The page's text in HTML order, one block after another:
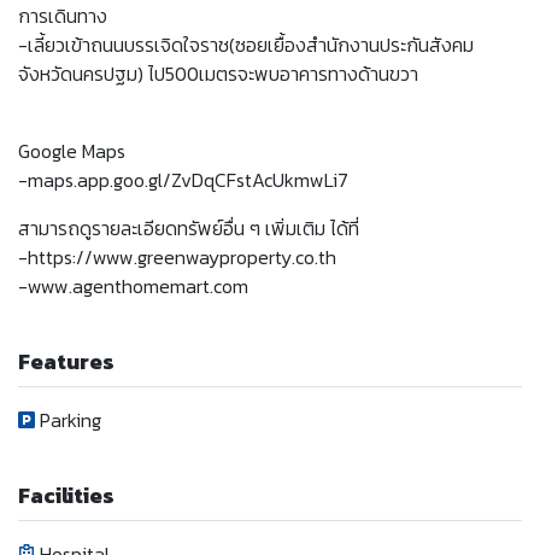
การเดินทาง
-เลี้ยวเข้าถนนบรรเจิดใจราช(ซอยเยื้องสำนักงานประกันสังคม
จังหวัดนครปฐม) ไป500เมตรจะพบอาคารทางด้านขวา
Google Maps
-maps.app.goo.gl/ZvDqCFstAcUkmwLi7
สามารถดูรายละเอียดทรัพย์อื่น ๆ เพิ่มเติม ได้ที่
-https://www.greenwayproperty.co.th
-www.agenthomemart.com
Features
Parking
Facilities